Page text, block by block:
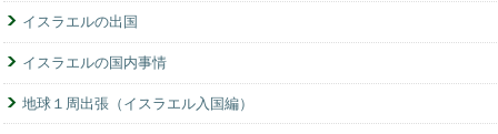
イスラエルの出国
イスラエルの国内事情
地球１周出張（イスラエル入国編）